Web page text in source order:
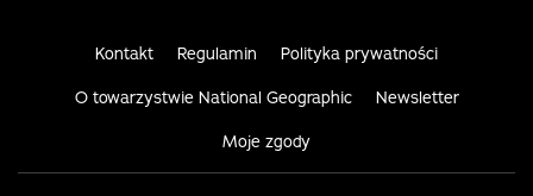
Kontakt Regulamin Polityka prywatności
O towarzystwie National Geographic Newsletter
Moje zgody